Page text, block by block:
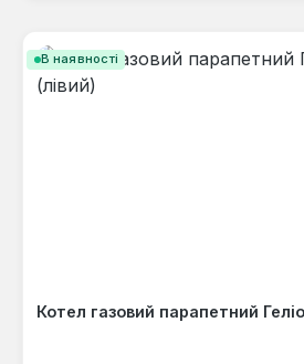
В наявності
Котел газовий парапетний